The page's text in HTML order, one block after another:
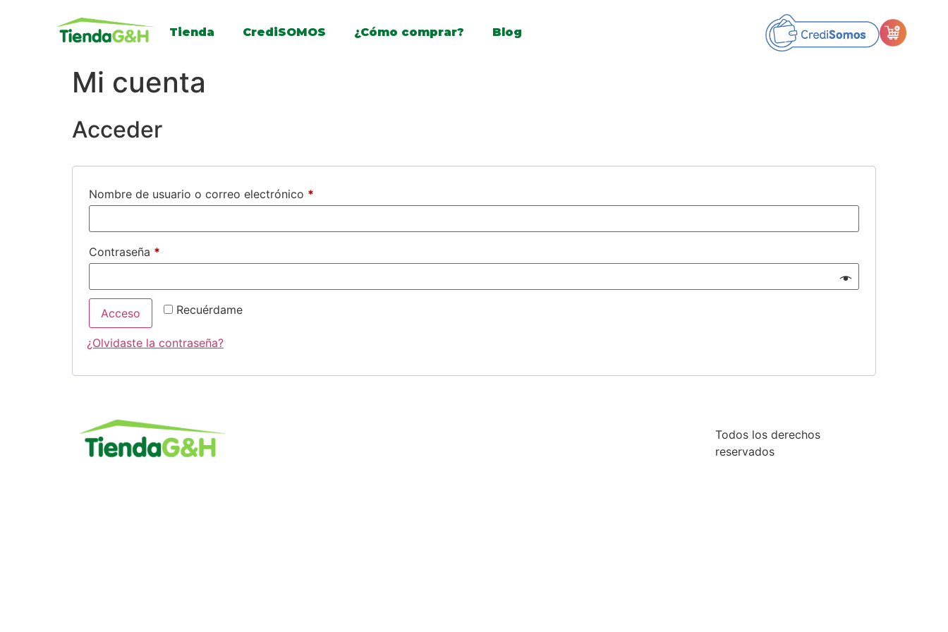
Tienda CrediSOMOS ¿Cómo comprar? Blog
Mi cuenta
Acceder
Nombre de usuario o correo electrónico *
Contraseña *
Recuérdame
Acceso
¿Olvidaste la contraseña?
Todos los derechos
reservados